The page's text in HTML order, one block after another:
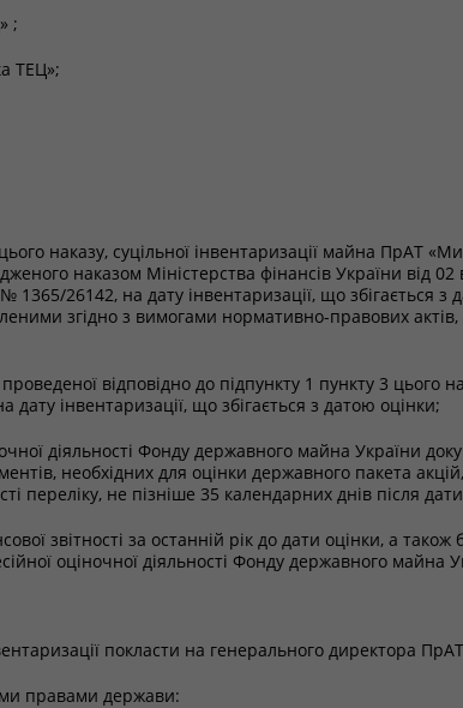
;
ТЕЦ»;
наказу, суцільної інвентаризації майна ПрАТ
наказом Міністерства фінансів України від
1365/26142, на дату інвентаризації, що збігається з
згідно з вимогами нормативно-правових
відповідно до підпункту 1 пункту 3 цього
дату інвентаризації, що збігається з датою оцінки;
діяльності Фонду державного майна України
необхідних для оцінки державного пакета
переліку, не пізніше 35 календарних днів після
звітності за останній рік до дати оцінки, а також
оціночної діяльності Фонду державного майна
покласти на генерального директора
правами держави: